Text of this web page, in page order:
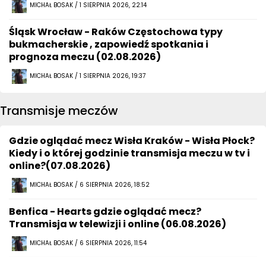
MICHAŁ BOSAK / 1 SIERPNIA 2026, 22:14
Śląsk Wrocław - Raków Częstochowa typy
bukmacherskie , zapowiedź spotkania i
prognoza meczu (02.08.2026)
MICHAŁ BOSAK / 1 SIERPNIA 2026, 19:37
Transmisje meczów
Gdzie oglądać mecz Wisła Kraków - Wisła Płock?
Kiedy i o której godzinie transmisja meczu w tv i
online?(07.08.2026)
MICHAŁ BOSAK / 6 SIERPNIA 2026, 18:52
Benfica - Hearts gdzie oglądać mecz?
Transmisja w telewizji i online (06.08.2026)
MICHAŁ BOSAK / 6 SIERPNIA 2026, 11:54